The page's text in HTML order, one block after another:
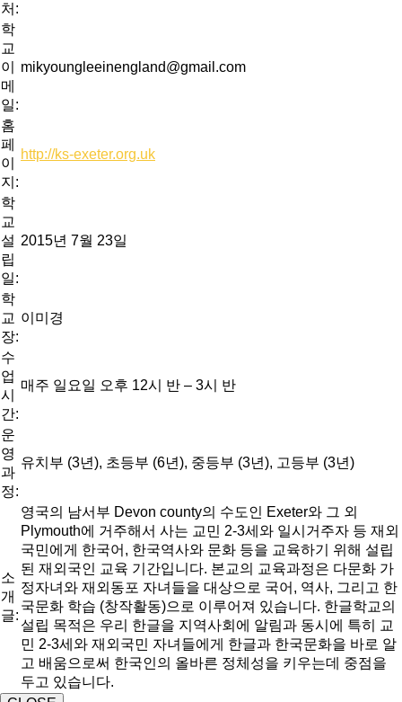
처:
학
교
이
메
일:
mikyoungleeinengland@gmail.com
홈
페
이
지:
http://ks-exeter.org.uk
학
교
설
립
일:
2015년 7월 23일
학
교
장:
이미경
수
업
시
간:
매주 일요일 오후 12시 반 – 3시 반
운
영
과
정:
유치부 (3년), 초등부 (6년), 중등부 (3년), 고등부 (3년)
소
개
글:
영국의 남서부 Devon county의 수도인 Exeter와 그 외
Plymouth에 거주해서 사는 교민 2-3세와 일시거주자 등 재외
국민에게 한국어, 한국역사와 문화 등을 교육하기 위해 설립
된 재외국인 교육 기간입니다. 본교의 교육과정은 다문화 가
정자녀와 재외동포 자녀들을 대상으로 국어, 역사, 그리고 한
국문화 학습 (창작활동)으로 이루어져 있습니다. 한글학교의
설립 목적은 우리 한글을 지역사회에 알림과 동시에 특히 교
민 2-3세와 재외국민 자녀들에게 한글과 한국문화을 바로 알
고 배움으로써 한국인의 올바른 정체성을 키우는데 중점을
두고 있습니다.